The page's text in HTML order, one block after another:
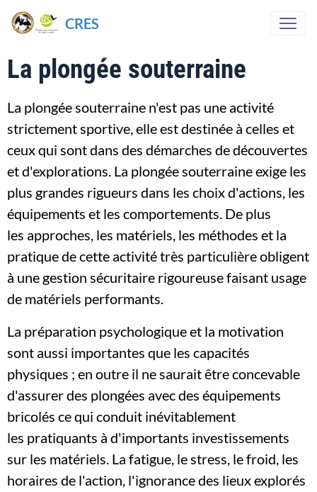
CRES
La plongée souterraine
La plongée souterraine n'est pas une activité
strictement sportive, elle est destinée à celles et
ceux qui sont dans des démarches de découvertes
et d'explorations. La plongée souterraine exige les
plus grandes rigueurs dans les choix d'actions, les
équipements et les comportements. De plus
les approches, les matériels, les méthodes et la
pratique de cette activité très particulière obligent
à une gestion sécuritaire rigoureuse faisant usage
de matériels performants.
La préparation psychologique et la motivation
sont aussi importantes que les capacités
physiques ; en outre il ne saurait être concevable
d'assurer des plongées avec des équipements
bricolés ce qui conduit inévitablement
les pratiquants à d'importants investissements
sur les matériels. La fatigue, le stress, le froid, les
horaires de l'action, l'ignorance des lieux explorés